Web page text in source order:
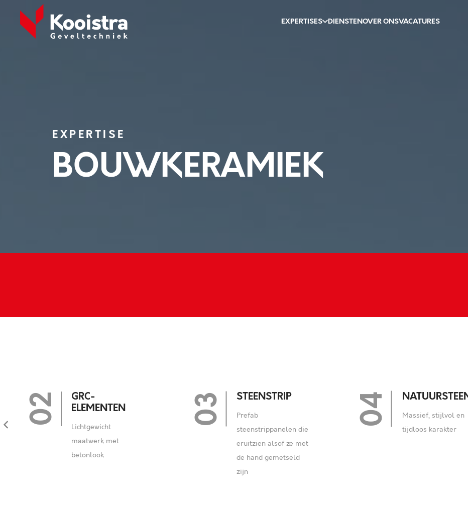
EXPERTISES DIENSTENOVER ONSVACATURES
EXPERTISE
BOUWKERAMIEK
03 STEENSTRIP
steenstrippanelen die
eruitzien alsof ze met
de hand gemetseld
04 NATUURSTEEN
Massief, stijlvol en
tijdloos karakter
05 COMPOSIET
Strak design, licht en
vormvrij